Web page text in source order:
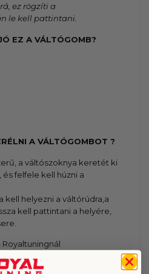
ez rögzíti a
le kell pattintani.
EZ A VÁLTÓGOMB?
A VÁLTÓGOMBOT ?
a váltószoknya keretét ki
felfele kell húzni a
kell helyezni a váltórúdra,a
kell pattintani a helyére,
több száz